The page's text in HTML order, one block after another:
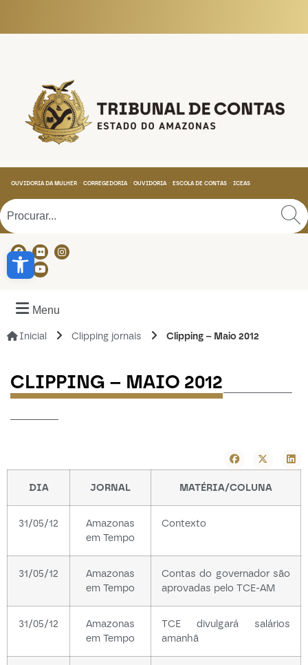
Abrir a barra de ferramentas
OUVIDORIA DA MULHER CORREGEDORIA OUVIDORIA ESCOLA DE CONTAS ICEAS
Menu
Inicial Clipping jornais Clipping – Maio 2012
CLIPPING – MAIO 2012
DIA JORNAL MATÉRIA/COLUNA
31/05/12
Amazonas
em Tempo
Contexto
31/05/12
Amazonas
em Tempo
Contas do governador são
aprovadas pelo TCE-AM
31/05/12
Amazonas
em Tempo
TCE divulgará salários
amanhã